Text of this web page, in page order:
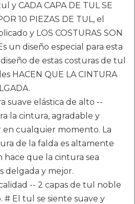
y CADA CAPA DE TUL SE
10 PIEZAS DE TUL, el
y LOS COSTURAS SON
un diseño especial para esta
de estas costuras de tul
HACEN QUE LA CINTURA
suave elástica de alto --
la cintura, agradable y
en cualquier momento. La
de la falda es altamente
hace que la cintura sea
delgada y mejor.
-- 2 capas de tul noble
# El tul se siente suave y